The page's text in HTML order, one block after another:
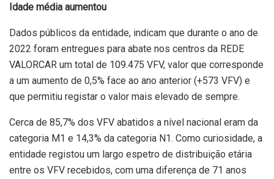
Idade média aumentou
Dados públicos da entidade, indicam que durante o ano de
2022 foram entregues para abate nos centros da REDE
VALORCAR um total de 109.475 VFV, valor que corresponde
a um aumento de 0,5% face ao ano anterior (+573 VFV) e
que permitiu registar o valor mais elevado de sempre.
Cerca de 85,7% dos VFV abatidos a nível nacional eram da
categoria M1 e 14,3% da categoria N1. Como curiosidade, a
entidade registou um largo espetro de distribuição etária
entre os VFV recebidos, com uma diferença de 71 anos